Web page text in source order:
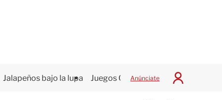
Jalapeños bajo la lupa Juegos Centroamericanos
Anúnciate
I